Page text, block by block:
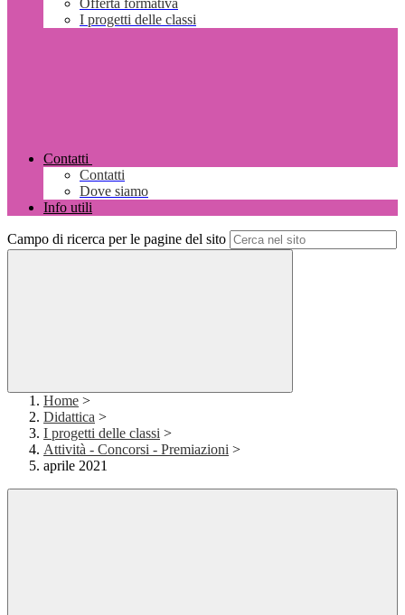
Offerta formativa
I progetti delle classi
Contatti
Contatti
Dove siamo
Info utili
Campo di ricerca per le pagine del sito
Home >
Didattica >
I progetti delle classi >
Attività - Concorsi - Premiazioni >
aprile 2021